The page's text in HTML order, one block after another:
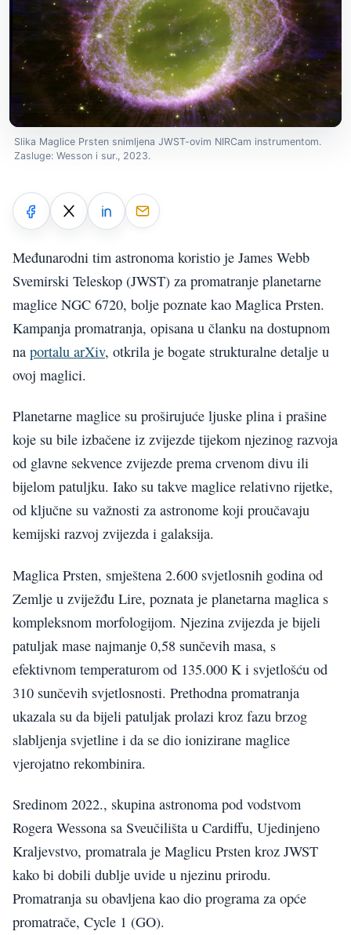
Slika Maglice Prsten snimljena JWST-ovim NIRCam instrumentom.
Zasluge: Wesson i sur., 2023.
Međunarodni tim astronoma koristio je James Webb
Svemirski Teleskop (JWST) za promatranje planetarne
maglice NGC 6720, bolje poznate kao Maglica Prsten.
Kampanja promatranja, opisana u članku na dostupnom
na portalu arXiv, otkrila je bogate strukturalne detalje u
ovoj maglici.
Planetarne maglice su proširujuće ljuske plina i prašine
koje su bile izbačene iz zvijezde tijekom njezinog razvoja
od glavne sekvence zvijezde prema crvenom divu ili
bijelom patuljku. Iako su takve maglice relativno rijetke,
od ključne su važnosti za astronome koji proučavaju
kemijski razvoj zvijezda i galaksija.
Maglica Prsten, smještena 2.600 svjetlosnih godina od
Zemlje u zviježđu Lire, poznata je planetarna maglica s
kompleksnom morfologijom. Njezina zvijezda je bijeli
patuljak mase najmanje 0,58 sunčevih masa, s
efektivnom temperaturom od 135.000 K i svjetlošću od
310 sunčevih svjetlosnosti. Prethodna promatranja
ukazala su da bijeli patuljak prolazi kroz fazu brzog
slabljenja svjetline i da se dio ionizirane maglice
vjerojatno rekombinira.
Sredinom 2022., skupina astronoma pod vodstvom
Rogera Wessona sa Sveučilišta u Cardiffu, Ujedinjeno
Kraljevstvo, promatrala je Maglicu Prsten kroz JWST
kako bi dobili dublje uvide u njezinu prirodu.
Promatranja su obavljena kao dio programa za opće
promatrače, Cycle 1 (GO).